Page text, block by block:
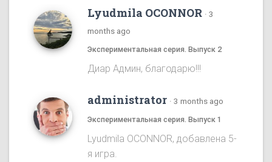
Lyudmila OCONNOR · 3
months ago
Экспериментальная серия. Выпуск 2
Диар Админ, благодарю!!!
administrator · 3 months ago
Экспериментальная серия. Выпуск 1
Lyudmila OCONNOR, добавлена 5-
я игра.